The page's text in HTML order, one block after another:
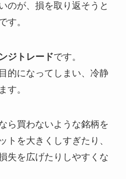
のが、損を取り返そうと
す。
ジトレードです。
的になってしまい、冷静
す。
ら買わないような銘柄を
トを大きくしすぎたり、
失を広げたりしやすくな